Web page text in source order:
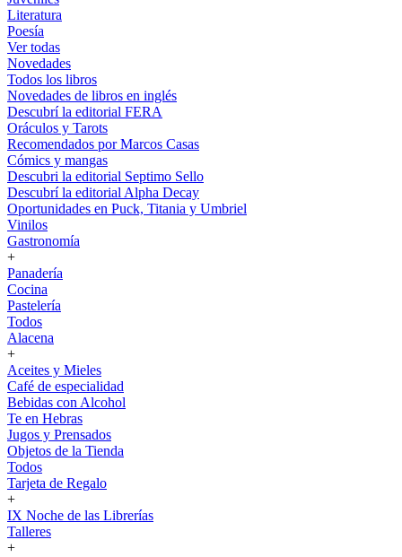
Literatura
Poesía
Ver todas
Novedades
Todos los libros
Novedades de libros en inglés
Descubrí la editorial FERA
Oráculos y Tarots
Recomendados por Marcos Casas
Cómics y mangas
Descubri la editorial Septimo Sello
Descubrí la editorial Alpha Decay
Oportunidades en Puck, Titania y Umbriel
Vinilos
Gastronomía
+
Panadería
Cocina
Pastelería
Todos
Alacena
+
Aceites y Mieles
Café de especialidad
Bebidas con Alcohol
Te en Hebras
Jugos y Prensados
Objetos de la Tienda
Todos
Tarjeta de Regalo
+
IX Noche de las Librerías
Talleres
+